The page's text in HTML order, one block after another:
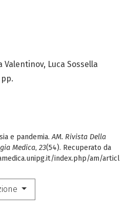
e pandemia.AM. Rivista Della
Medica, 23(54). Recuperato da
index.php/am/articl
Valentinov, Luca Sossella